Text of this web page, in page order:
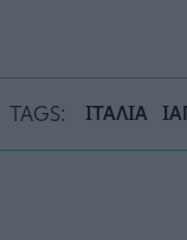
TAGS: ΙΤΑΛΙΑ